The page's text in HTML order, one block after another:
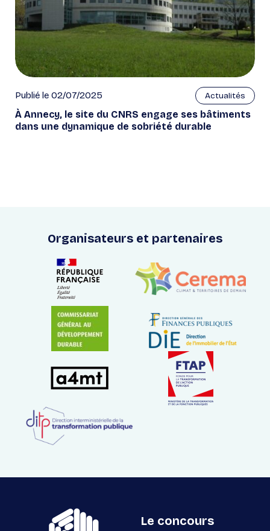
Publié le 02/07/2025 Actualités
À Annecy, le site du CNRS engage ses bâtiments
dans une dynamique de sobriété durable
Organisateurs et partenaires
Le concours